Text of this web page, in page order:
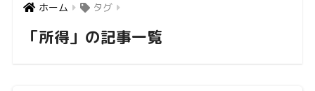
ホーム タグ
「所得」の記事一覧